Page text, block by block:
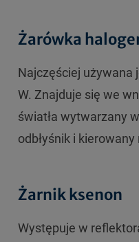
Żarówka
Najczęściej używana
W. Znajduje się we
światła wytwarzany
odbłyśnik i kierowany
Żarnik ksenon
Występuje w